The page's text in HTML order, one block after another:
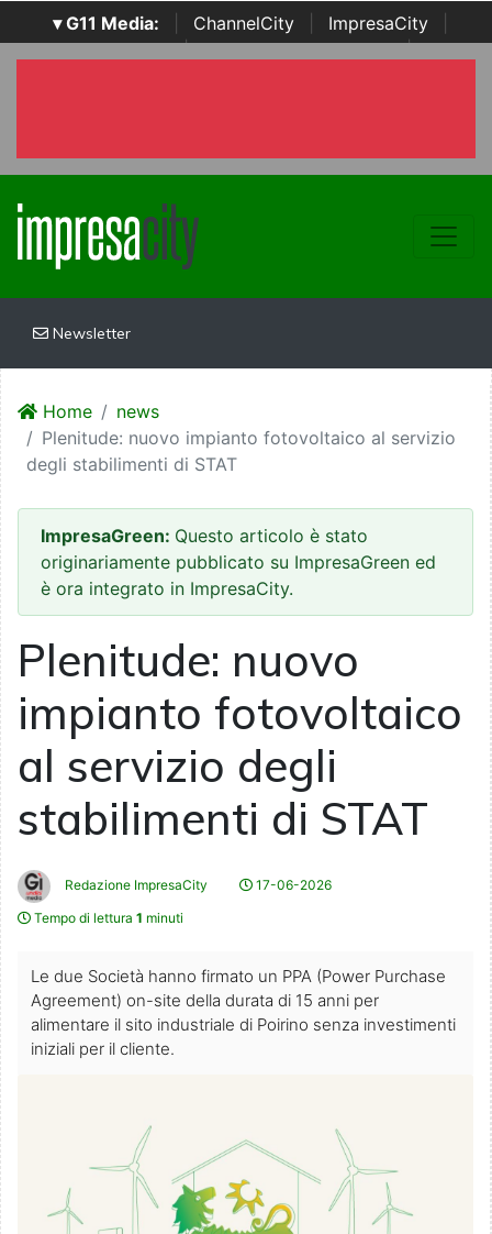
▾ G11 Media: ChannelCity ImpresaCity
SecurityOpenLab | Italian Channel Awards | Italian
Newsletter
Home
news
Plenitude: nuovo impianto fotovoltaico al servizio
degli stabilimenti di STAT
ImpresaGreen: Questo articolo è stato
originariamente pubblicato su ImpresaGreen ed
è ora integrato in ImpresaCity.
Plenitude: nuovo
impianto fotovoltaico
al servizio degli
stabilimenti di STAT
Redazione ImpresaCity
17-06-2026
Tempo di lettura 1 minuti
Le due Società hanno firmato un PPA (Power Purchase
Agreement) on-site della durata di 15 anni per
alimentare il sito industriale di Poirino senza investimenti
iniziali per il cliente.